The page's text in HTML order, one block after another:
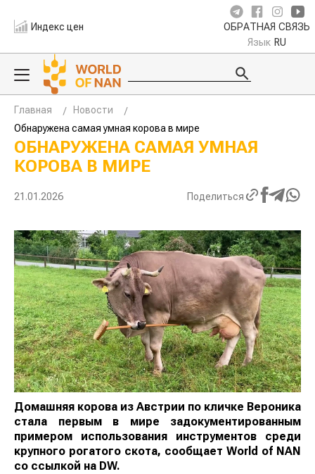
Индекс цен ОБРАТНАЯ СВЯЗЬ
Язык RU
Главная
Новости
Обнаружена самая умная корова в мире
ОБНАРУЖЕНА САМАЯ УМНАЯ
КОРОВА В МИРЕ
21.01.2026 Поделиться
Домашняя корова из Австрии по кличке Вероника
стала первым в мире задокументированным
примером использования инструментов среди
крупного рогатого скота, сообщает World of NAN
со ссылкой на DW.